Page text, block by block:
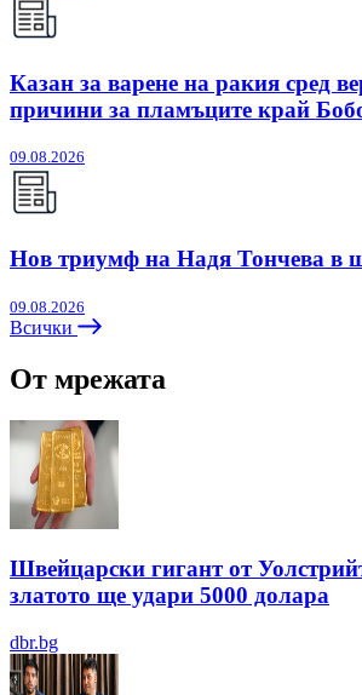
Казан за варене на ракия сред
причини за пламъците край
09.08.2026
Нов триумф на Надя Тончева в
09.08.2026
Всички
От мрежата
Швейцарски гигант от
златото ще удари 5000 долара
dbr.bg